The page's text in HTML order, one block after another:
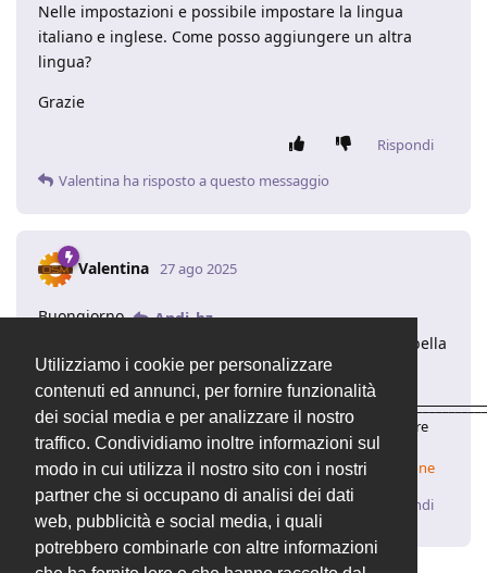
Utilizziamo i cookie per personalizzare
contenuti ed annunci, per fornire funzionalità
dei social media e per analizzare il nostro
traffico. Condividiamo inoltre informazioni sul
modo in cui utilizza il nostro sito con i nostri
partner che si occupano di analisi dei dati
web, pubblicità e social media, i quali
potrebbero combinarle con altre informazioni
Nelle impostazioni e possibile impostare la lingua
italiano e inglese. Come posso aggiungere un altra
lingua?
Grazie
Rispondi
Valentina ha risposto a questo messaggio
Valentina 27 ago 2025
Buongiorno Andi_bz ,
è necessario aggiungere una nuova lingua nella tabella
zz_langs e gestire le relative traduzioni
Valentina | Supporto TecnicoOpenSTAManager– Il software
gestionale open source
✨Come aggiornare✨ Come verificare la propria installazione
Rispondi